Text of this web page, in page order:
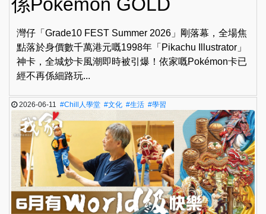
係Pokemon GOLD
灣仔「Grade10 FEST Summer 2026」剛落幕，全場焦
點落於身價數千萬港元嘅1998年「Pikachu Illustrator」
神卡，全城炒卡風潮即時被引爆！依家嘅Pokémon卡已
經不再係細路玩...
2026-06-11#Chill人學堂 #文化 #生活 #學習